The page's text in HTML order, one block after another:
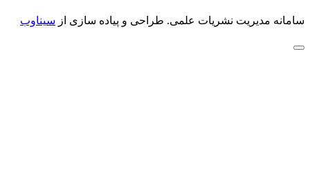
سامانه مدیریت نشریات علمی. طراحی و پیاده سازی از سیناوب